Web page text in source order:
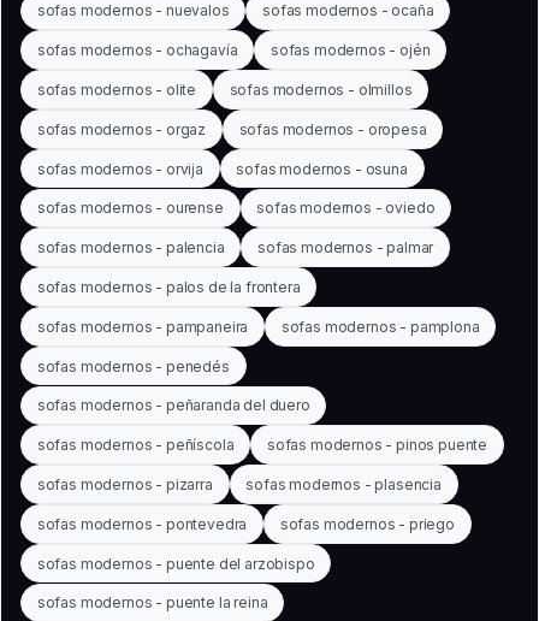
sofas modernos - nuevalos sofas modernos - ocaña
sofas modernos - ochagavía sofas modernos - ojén
sofas modernos - olite sofas modernos - olmillos
sofas modernos - orgaz sofas modernos - oropesa
sofas modernos - orvija sofas modernos - osuna
sofas modernos - ourense sofas modernos - oviedo
sofas modernos - palencia sofas modernos - palmar
sofas modernos - palos de la frontera
sofas modernos - pampaneira sofas modernos - pamplona
sofas modernos - penedés
sofas modernos - peñaranda del duero
sofas modernos - peñíscola sofas modernos - pinos puente
sofas modernos - pizarra sofas modernos - plasencia
sofas modernos - pontevedra sofas modernos - priego
sofas modernos - puente del arzobispo
sofas modernos - puente la reina